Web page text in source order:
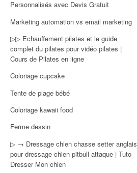
Personnalisés avec Devis Gratuit
Marketing automation vs email marketing
▷▷ Echauffement pilates et le guide
complet du pilates pour vidéo pilates |
Cours de Pilates en ligne
Coloriage cupcake
Tente de plage bébé
Coloriage kawaii food
Ferme dessin
▷ → Dressage chien chasse setter anglais
pour dressage chien pitbull attaque | Tuto
Dresser Mon chien